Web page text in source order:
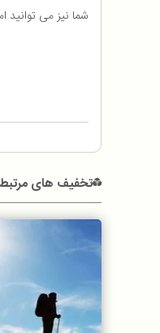
شما نیز می توانید
تخفیف های